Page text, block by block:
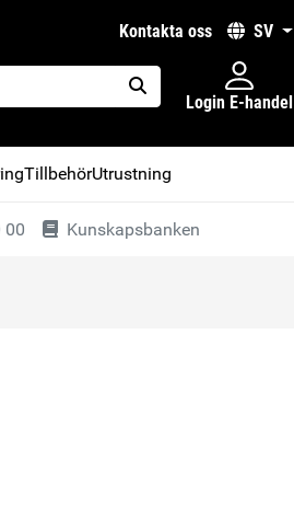
kontakta oss SV
placeholder.search
Login E-handel
TillbehörUtrustning
00 Kunskapsbanken